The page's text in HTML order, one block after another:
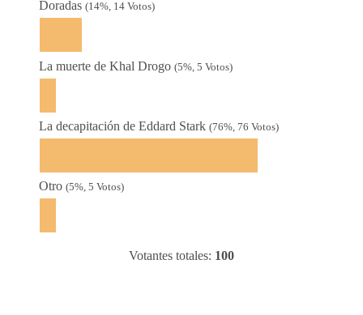
Doradas(14%, 14 Votos)
La muerte de Khal Drogo(5%, 5 Votos)
La decapitación de Eddard Stark(76%, 76 Votos)
Otro(5%, 5 Votos)
Votantes totales: 100